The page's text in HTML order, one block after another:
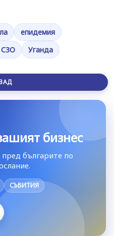
епидемия
СЗО Уганда
бизнес
българите по
СЪБИТИЯ